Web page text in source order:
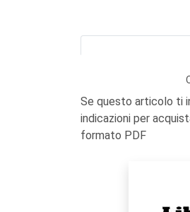
Se questo articolo ti
indicazioni per
formato PDF